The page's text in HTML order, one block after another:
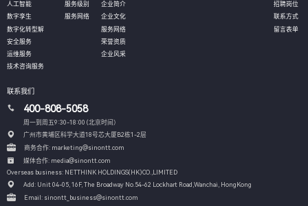
人工智能
数字孪生
数字化转型解
安全服务
运维服务
技术咨询服务
服务级别
服务网络
企业简介
企业文化
服务网络
荣誉资质
企业风采
招聘岗位
联系方式
留言表单
联系我们
400-808-5058
周一到周五9:30-18:00 (北京时间）
广州市黄埔区科学大道18号芯大厦B2栋1-2层
商务合作: marketing@sinontt.com
媒体合作: media@sinontt.com
Overseas business: NETTHINK HOLDINGS(HK)CO.,LIMITED
Add: Unit 04-05, 16F, The Broadway No.54-62 Lockhart Road, Wanchai, HongKong
Email: sinontt_business@sinontt.com